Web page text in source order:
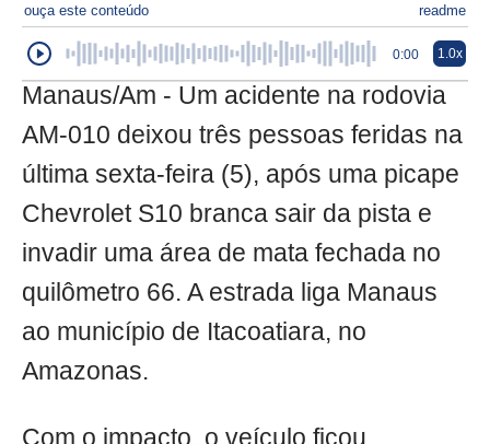
ouça este conteúdo readme
0:00 1.0x
Manaus/Am - Um acidente na rodovia
AM-010 deixou três pessoas feridas na
última sexta-feira (5), após uma picape
Chevrolet S10 branca sair da pista e
invadir uma área de mata fechada no
quilômetro 66. A estrada liga Manaus
ao município de Itacoatiara, no
Amazonas.
Com o impacto, o veículo ficou